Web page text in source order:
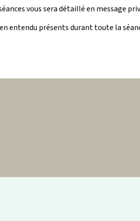
vous sera détaillé en message
entendu présents durant toute la